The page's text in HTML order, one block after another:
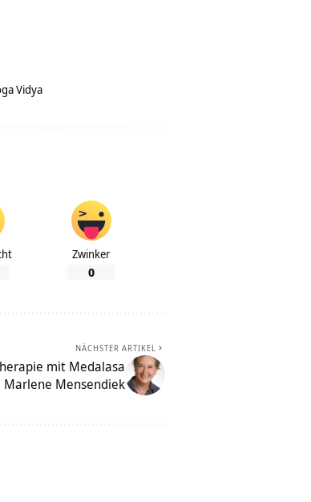
Vidya
Zwinker
0
NÄCHSTER ARTIKEL
mit Medalasa
Marlene Mensendiek